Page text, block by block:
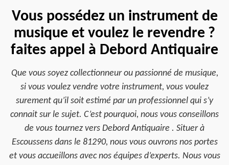
Vous possédez un instrument de
musique et voulez le revendre ?
faites appel à Debord Antiquaire
Que vous soyez collectionneur ou passionné de musique,
si vous voulez vendre votre instrument, vous voulez
surement qu’il soit estimé par un professionnel qui s’y
connait sur le sujet. C’est pourquoi, nous vous conseillons
de vous tournez vers Debord Antiquaire . Situer à
Escoussens dans le 81290, nous vous ouvrons nos portes
et vous accueillons avec nos équipes d’experts. Nous vous